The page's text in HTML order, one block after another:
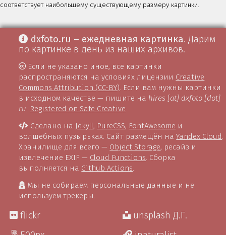
соответствует наибольшему существующему размеру картинки.
dxfoto.ru – ежедневная картинка. Дарим
по картинке в день из наших архивов.
Если не указано иное, все картинки
распространяются на условиях лицензии Creative
Commons Attribution (CC-BY). Если вам нужны картинки
в исходном качестве — пишите на hires [at] dxfoto [dot]
ru. Registered on Safe Creative
Сделано на Jekyll, PureCSS, FontAwesome и
волшебных пузырьках. Сайт размещён наYandex Cloud .
Хранилище для всего — Object Storage, ресайз и
извлечение EXIF — Cloud Functions. Сборка
выполняется на Github Actions.
Мы не собираем персональные данные и не
используем трекеры.
flickr
unsplash Д.Г.